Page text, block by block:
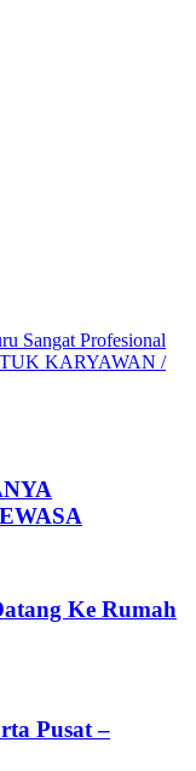
Sangat Profesional
KARYAWAN /
Ke Rumah
Pusat –